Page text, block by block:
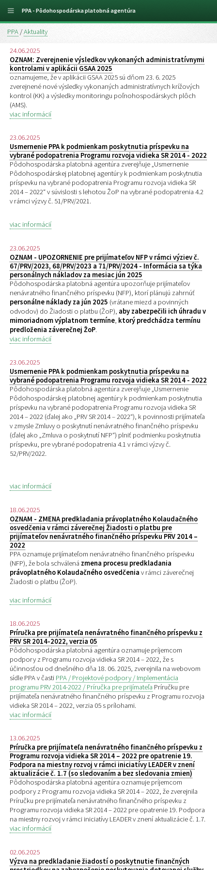
PPA /Aktuality
24.06.2025
OZNAM: Zverejnenie výsledkov vykonaných administratívnymi
kontrolami v aplikácii GSAA 2025
oznamujeme, že v aplikácii GSAA 2025 sú dňom 23. 6. 2025
zverejnené nové výsledky vykonaných administratívnych krížových
kontrol (KK) a výsledky monitoringu poľnohospodárskych plôch
(AMS).
viac informácií
23.06.2025
Usmernenie PPA k podmienkam poskytnutia príspevku na
vybrané podopatrenia Programu rozvoja vidieka SR 2014 - 2022
Pôdohospodárska platobná agentúra zverejňuje „Usmernenie
Pôdohospodárskej platobnej agentúry k podmienkam poskytnutia
príspevku na vybrané podopatrenia Programu rozvoja vidieka SR
2014 – 2022“ v súvislosti s lehotou ŽoP na vybrané podopatrenia 4.2
v rámci výzvy č. 51/PRV/2021.
viac informácií
23.06.2025
OZNAM - UPOZORNENIE pre prijímateľov NFP v rámci výziev č.
67/PRV/2023, 68/PRV/2023 a 71/PRV/2024 - Informácia sa týka
personálnych nákladov za mesiac jún 2025
Pôdohospodárska platobná agentúra upozorňuje prijímateľov
nenávratného finančného príspevku (NFP), ktorí plánujú zahrnúť
personálne náklady za jún 2025 (vrátane miezd a povinných
odvodov) do Žiadosti o platbu (ŽoP), aby zabezpečili ich úhradu v
mimoriadnom výplatnom termíne, ktorý predchádza termínu
predloženia záverečnej ŽoP.
viac informácií
23.06.2025
Usmernenie PPA k podmienkam poskytnutia príspevku na
vybrané podopatrenia Programu rozvoja vidieka SR 2014 - 2022
Pôdohospodárska platobná agentúra zverejňuje „Usmernenie
Pôdohospodárskej platobnej agentúry k podmienkam poskytnutia
príspevku na vybrané podopatrenia Programu rozvoja vidieka SR
2014 – 2022 (ďalej ako „PRV SR 2014 – 2022“), k povinnosti prijímateľa
v zmysle Zmluvy o poskytnutí nenávratného finančného príspevku
(ďalej ako „Zmluva o poskytnutí NFP“) plniť podmienku poskytnutia
príspevku, prevybrané podopatrenia 4.1 v rámci výzvy č.
52/PRV/2022.
viac informácií
18.06.2025
OZNAM - ZMENA predkladania právoplatného Kolaudačného
osvedčenia v rámci záverečnej Žiadosti o platbu pre
prijímateľov nenávratného finančného príspevku PRV 2014 –
2022
PPA oznamuje prijímateľom nenávratného finančného príspevku
(NFP), že bola schválená zmena procesu predkladania
právoplatného Kolaudačného osvedčenia v rámci záverečnej
Žiadosti o platbu (ŽoP).
viac informácií
18.06.2025
Príručka pre prijímateľa nenávratného finančného príspevku z
PRV SR 2014-2022, verzia 05
Pôdohospodárska platobná agentúra oznamuje príjemcom
podpory z Programu rozvoja vidieka SR 2014 – 2022, že s
účinnosťou od dnešného dňa 18. 06. 2025, zverejnila na webovom
sídle PPA v časti PPA / Projektové podpory / Implementácia
programu PRV 2014-2022 / Príručka pre prijímateľa Príručku pre
prijímateľa nenávratného finančného príspevku z Programu rozvoja
vidieka SR 2014 – 2022, verzia 05 s prílohami.
viac informácií
13.06.2025
Príručka pre prijímateľa nenávratného finančného príspevku z
Programu rozvoja vidieka SR 2014 – 2022 pre opatrenie 19.
Podpora na miestny rozvoj v rámci iniciatívy LEADER v znení
aktualizácie č. 1.7 (so sledovaním a bez sledovania zmien)
Pôdohospodárska platobná agentúra oznamuje príjemcom
podpory z Programu rozvoja vidieka SR 2014 – 2022, že zverejnila
Príručku pre prijímateľa nenávratného finančného príspevku z
Programu rozvoja vidieka SR 2014 – 2022 pre opatrenie 19. Podpora
na miestny rozvoj v rámci iniciatívy LEADER v znení aktualizácie č. 1.7.
viac informácií
02.06.2025
Výzva na predkladanie žiadostí o poskytnutie finančných
PPA - Pôdohospodárska platobná agentúra